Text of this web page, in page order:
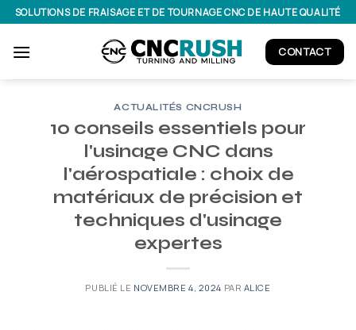
Passer
au
contenu
SOLUTIONS DE FRAISAGE ET DE TOURNAGE CNC DE HAUTE QUALITÉ
CONTACT
ACTUALITÉS CNCRUSH
10 conseils essentiels pour
l'usinage CNC dans
l'aérospatiale : choix de
matériaux de précision et
techniques d'usinage
expertes
PUBLIÉ LE NOVEMBRE 4, 2024 PAR ALICE